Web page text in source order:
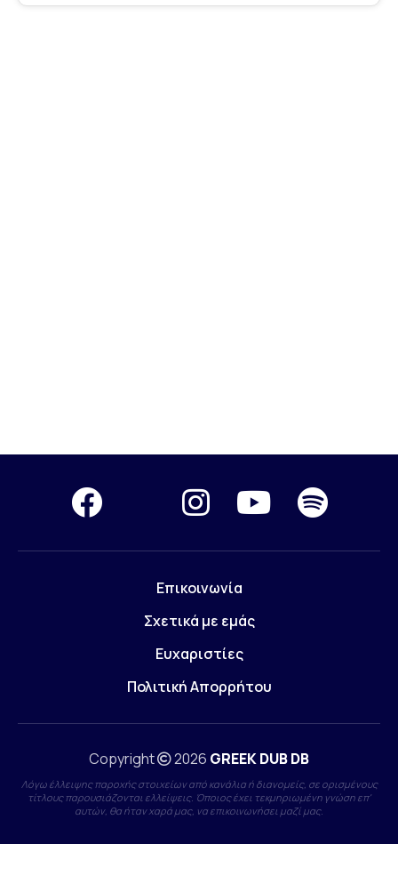
Επικοινωνία
Σχετικά με εμάς
Ευχαριστίες
Πολιτική Απορρήτου
Copyright 2026 GREEK DUB DB
Λόγω έλλειψης παροχής στοιχείων από κανάλια ή διανομείς, σε ορισμένους
τίτλους παρουσιάζονται ελλείψεις. Όποιος έχει τεκμηριωμένη γνώση επ'
αυτών, θα ήταν χαρά μας, να επικοινωνήσει μαζί μας.